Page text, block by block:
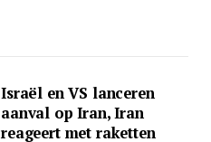
Israël en VS lanceren
aanval op Iran, Iran
reageert met raketten